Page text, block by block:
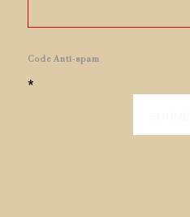
Code Anti-spam
*